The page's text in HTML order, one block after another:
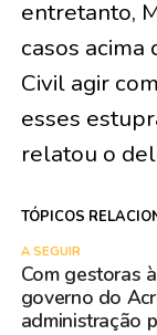
entretanto,
casos acima
Civil agir
esses
relatou o
TÓPICOS
A SEGUIR
Com gestoras
governo do
administração